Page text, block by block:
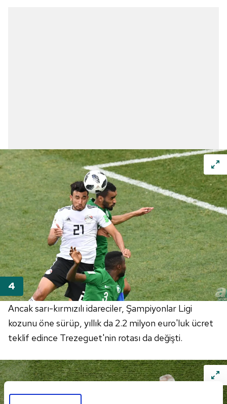
Ancak sarı-kırmızılı idareciler, Şampiyonlar Ligi
kozunu öne sürüp, yıllık da 2.2 milyon euro'luk ücret
teklif edince Trezeguet'nin rotası da değişti.